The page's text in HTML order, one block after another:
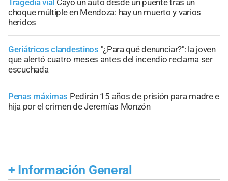
choque múltiple en Mendoza: hay un muerto y varios
heridos
Geriátricos clandestinos "¿Para qué denunciar?": la joven
que alertó cuatro meses antes del incendio reclama ser
escuchada
Penas máximas Pedirán 15 años de prisión para madre e
hija por el crimen de Jeremías Monzón
+ Información General